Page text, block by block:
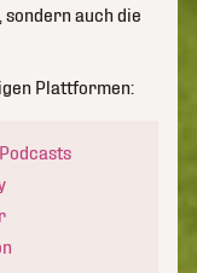
sondern auch die
Plattformen: